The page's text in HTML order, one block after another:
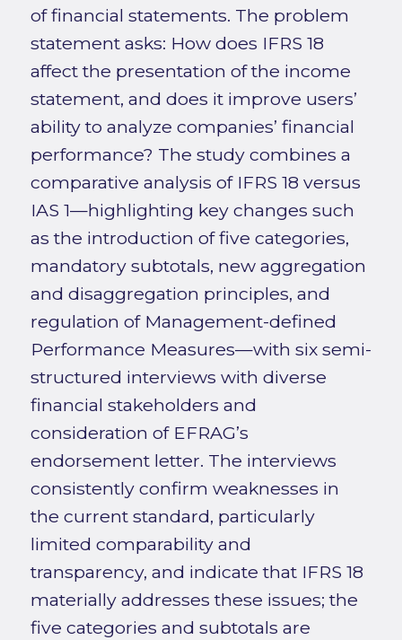
of financial statements. The problem
statement asks: How does IFRS 18
affect the presentation of the income
statement, and does it improve users’
ability to analyze companies’ financial
performance? The study combines a
comparative analysis of IFRS 18 versus
IAS 1—highlighting key changes such
as the introduction of five categories,
mandatory subtotals, new aggregation
and disaggregation principles, and
regulation of Management-defined
Performance Measures—with six semi-
structured interviews with diverse
financial stakeholders and
consideration of EFRAG’s
endorsement letter. The interviews
consistently confirm weaknesses in
the current standard, particularly
limited comparability and
transparency, and indicate that IFRS 18
materially addresses these issues; the
five categories and subtotals are